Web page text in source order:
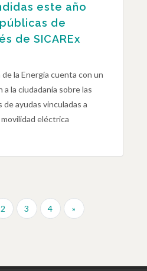
este año
de
de SICAREx
la Energía cuenta con un
la ciudadanía sobre las
ayudas vinculadas a
eléctrica
2 3 4 »